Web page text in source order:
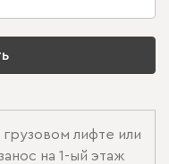
грузовом лифте или
на 1-ый этаж